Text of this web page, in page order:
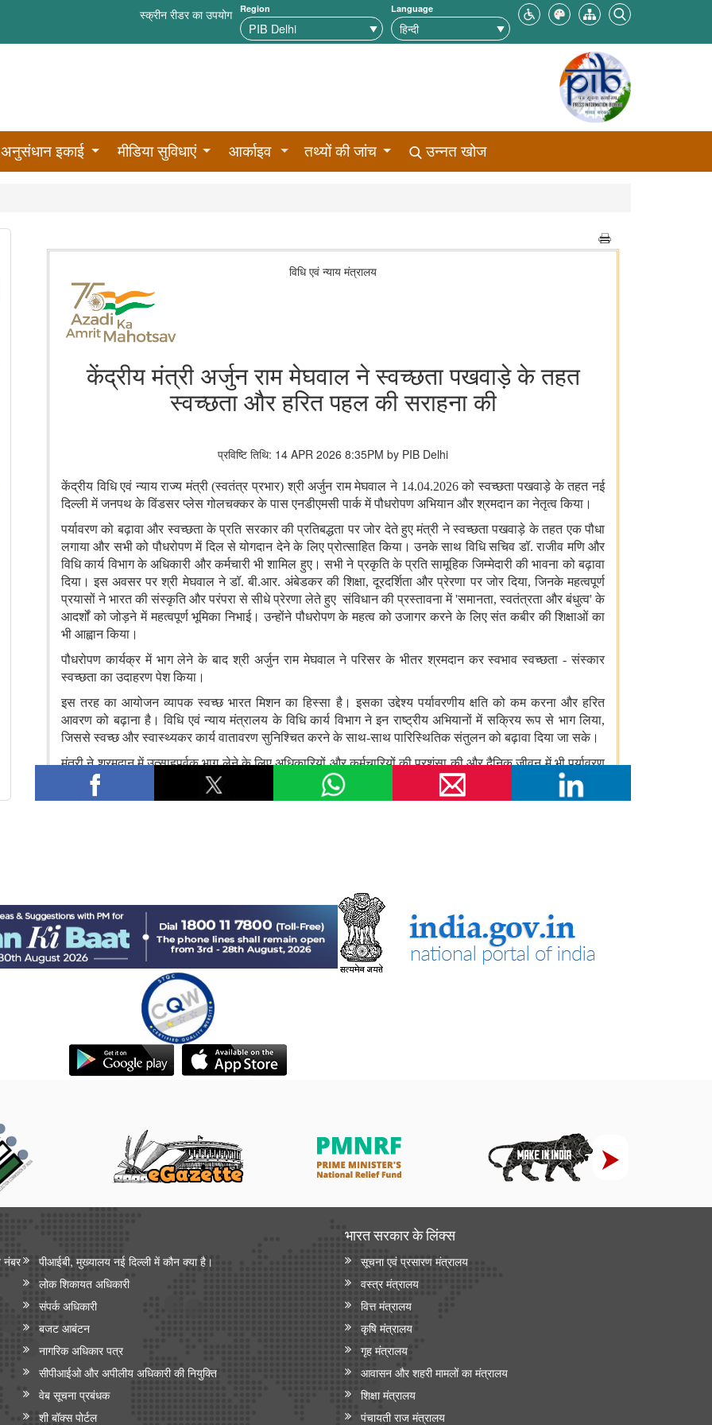
स्क्रीन रीडर का उपयोग Region Language
अनुसंधान इकाई मीडिया सुविधाएं आर्काइव तथ्यों की जांच उन्नत खोज
नंबर
पीआईबी, मुख्यालय नई दिल्ली में कौन क्या है।
लोक शिकायत अधिकारी
संपर्क अधिकारी
बजट आबंटन
नागरिक अधिकार पत्र
सीपीआईओ और अपी‍लीय अधिकारी की नियुक्ति
वेब सूचना प्रबंधक
शी बॉक्स पोर्टल
भारत सरकार के लिंक्‍स
सूचना एवं प्रसारण मंत्रालय
वस्त्र मंत्रालय
वित्त मंत्रालय
कृषि मंत्रालय
गृह मंत्रालय
आवासन और शहरी मामलों का मंत्रालय
शिक्षा मंत्रालय
पंचायती राज मंत्रालय